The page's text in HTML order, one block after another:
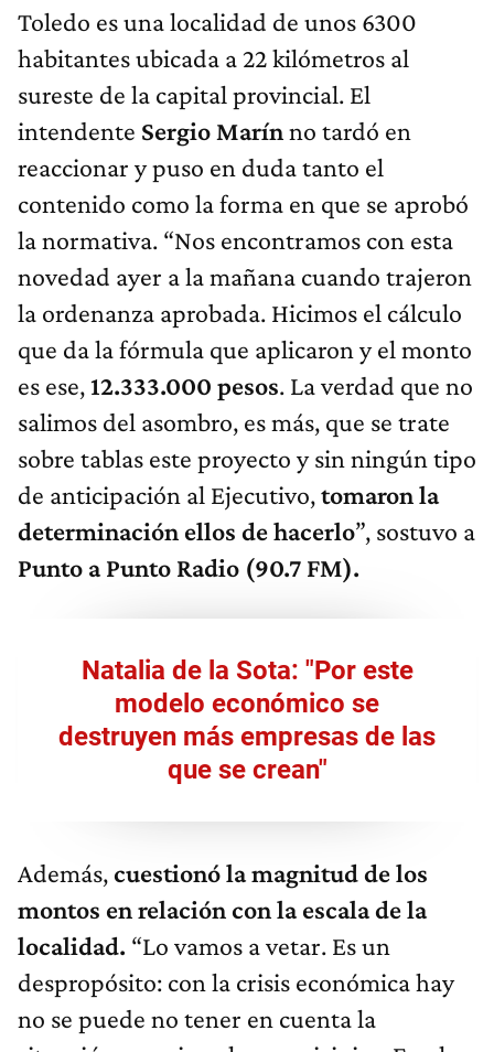
Toledo es una localidad de unos 6300
habitantes ubicada a 22 kilómetros al
sureste de la capital provincial. El
intendente Sergio Marínno tardó en
reaccionar y puso en duda tanto el
contenido como la forma en que se aprobó
la normativa. “Nos encontramos con esta
novedad ayer a la mañana cuando trajeron
la ordenanza aprobada. Hicimos el cálculo
que da la fórmula que aplicaron y el monto
es ese,12.333.000 pesos. La verdad que no
salimos del asombro, es más, que se trate
sobre tablas este proyecto y sin ningún tipo
de anticipación al Ejecutivo,tomaron la
determinación ellos de hacerlo”, sostuvo a
Punto a Punto Radio (90.7 FM).
Natalia de la Sota: "Por este
modelo económico se
destruyen más empresas de las
que se crean"
Además,cuestionó la magnitud de los
montos en relación con la escala de la
localidad. “Lo vamos a vetar. Es un
despropósito: con la crisis económica hay
no se puede no tener en cuenta la